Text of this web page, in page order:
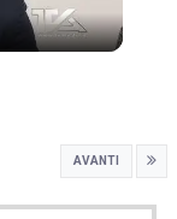
AVANTI